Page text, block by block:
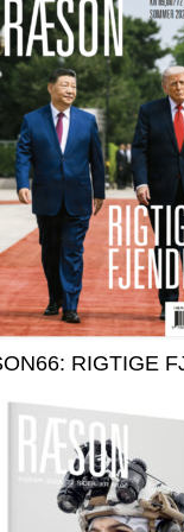
RIGTIGE